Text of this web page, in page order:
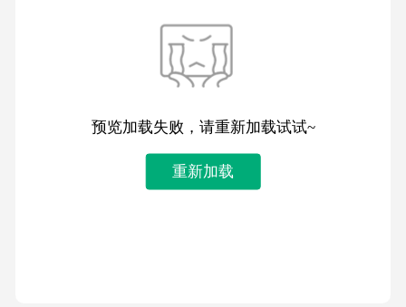
预览加载失败，请重新加载试试~
重新加载